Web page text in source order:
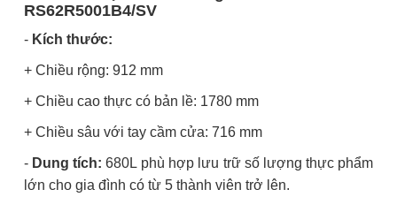
RS62R5001B4/SV
- Kích thước:
+ Chiều rộng: 912 mm
+ Chiều cao thực có bản lề: 1780 mm
+ Chiều sâu với tay cầm cửa: 716 mm
- Dung tích: 680L phù hợp lưu trữ số lượng thực phẩm
lớn cho gia đình có từ 5 thành viên trở lên.